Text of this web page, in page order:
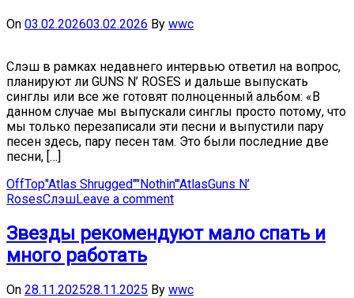
On 03.02.202603.02.2026 By wwc
Слэш в рамках недавнего интервью ответил на вопрос,
планируют ли GUNS N’ ROSES и дальше выпускать
синглы или все же готовят полноценный альбом: «В
данном случае мы выпускали синглы просто потому, что
мы только перезаписали эти песни и выпустили пару
песен здесь, пару песен там. Это были последние две
песни, […]
OffTop"Atlas Shrugged""Nothin'"AtlasGuns N’
RosesСлэшLeave a comment
Звезды рекомендуют мало спать и
много работать
On 28.11.202528.11.2025 By wwc